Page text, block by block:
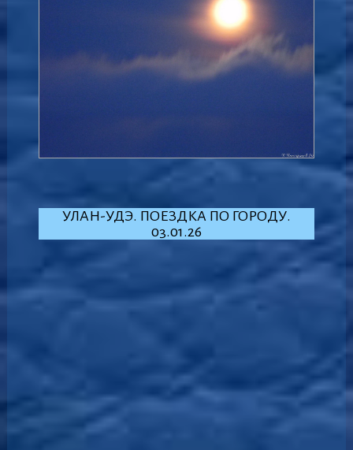
УЛАН-УДЭ. ПОЕЗДКА ПО ГОРОДУ.
03.01.26